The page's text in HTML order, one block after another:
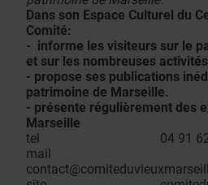
Dans son Espace Culturel du
Comité:
- informe les visiteurs sur le
et sur les nombreuses
- propose ses publications
patrimoine de Marseille.
- présente régulièrement des
Marseille
tel 04 91 62
mail